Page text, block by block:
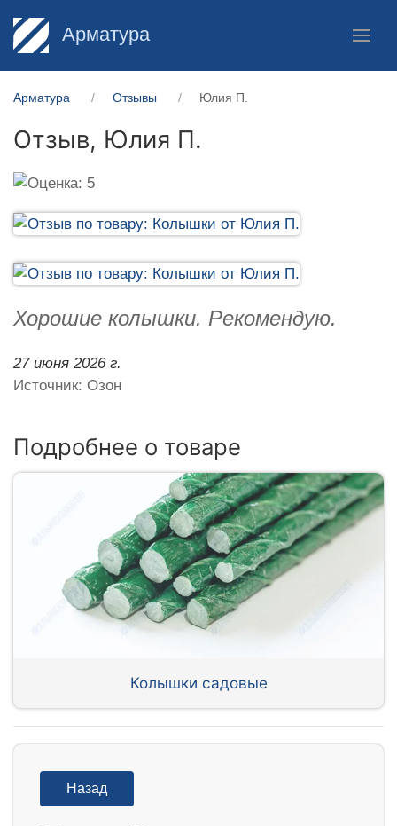
Арматура
Арматура Отзывы Юлия П.
Отзыв, Юлия П.
Хорошие колышки. Рекомендую.
27 июня 2026 г.
Источник: Озон
Подробнее о товаре
Колышки садовые
Назад